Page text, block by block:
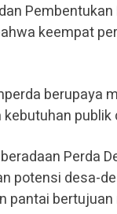
keempat
berupaya
Perda
potensi desa-
pantai